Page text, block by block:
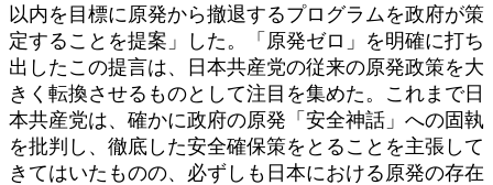
以内を目標に原発から撤退するプログラムを政府が策
定することを提案」した。「原発ゼロ」を明確に打ち
出したこの提言は、日本共産党の従来の原発政策を大
きく転換させるものとして注目を集めた。これまで日
本共産党は、確かに政府の原発「安全神話」への固執
を批判し、徹底した安全確保策をとることを主張して
きてはいたものの、必ずしも日本における原発の存在